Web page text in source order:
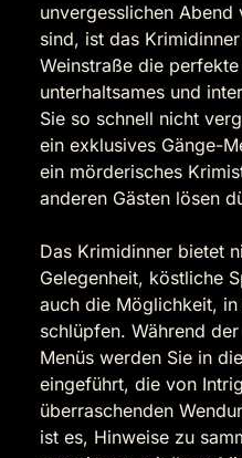
unvergesslichen Abend
sind, ist das
Weinstraße die
unterhaltsames und
Sie so schnell nicht
ein exklusives Gänge-
ein mörderisches
anderen Gästen lösen
Das Krimidinner bietet
Gelegenheit, köstliche
auch die Möglichkeit,
schlüpfen. Während
Menüs werden Sie in
eingeführt, die von
überraschenden
ist es, Hinweise zu